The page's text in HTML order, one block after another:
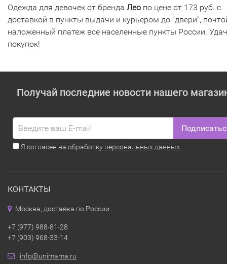
Одежда для девочек от бренда Лео по цене от 173 руб. с
доставкой в пункты выдачи и курьером до "двери",
наложенный платеж все населенные пункты России.
покупок!
Получай последние новости нашего
Я согласен на обработку персональных данных
КОНТАКТЫ
Москва, доставка по России
+7 (977) 988-81-28
+7 (903) 968-33-14
info@unimama.ru